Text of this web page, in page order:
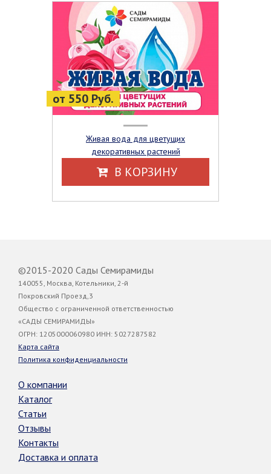
от 550 Руб.
Живая вода для цветущих
декоративных растений
В КОРЗИНУ
©2015-2020 Сады Семирамиды
140055, Москва, Котельники, 2-й
Покровский Проезд,3
Общество с ограниченной ответственностью
«САДЫ СЕМИРАМИДЫ»
ОГРН: 1205000060980 ИНН: 5027287582
Карта сайта
Политика конфиденциальности
О компании
Каталог
Статьи
Отзывы
Контакты
Доставка и оплата